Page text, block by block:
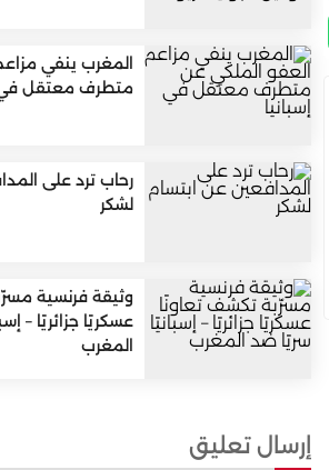
المغرب ينفي
متطرف معتقل في
رحاب ترد على
لشكر
وثيقة فرنسية
عسكريًا جزائريًا –
المغرب
إرسال تعليق